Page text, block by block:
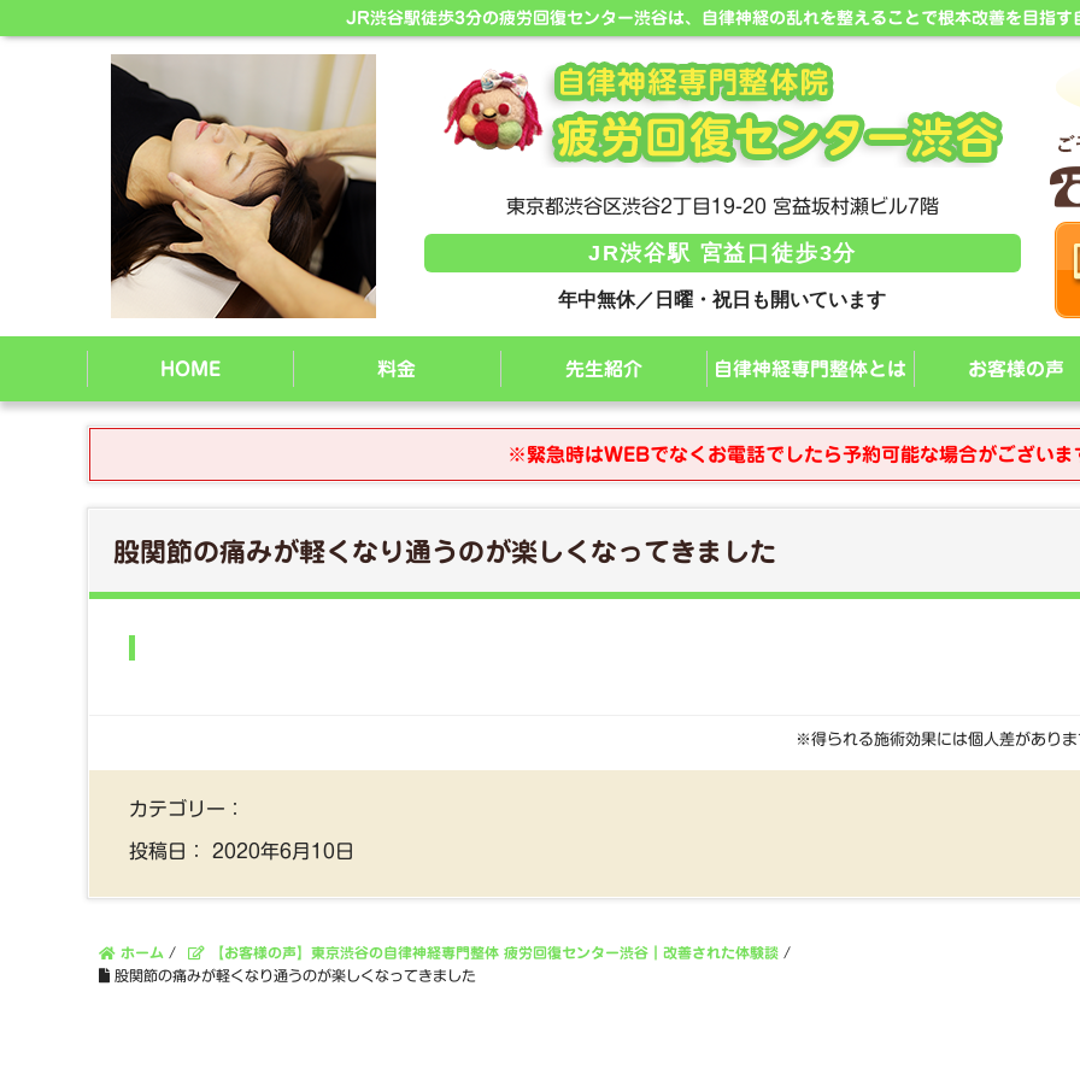
JR渋谷駅徒歩3分の疲労回復センター渋谷は、自律神経の乱れを整えることで根本改善を目指す
東京都渋谷区渋谷2丁目19-20 宮益坂村瀬ビル7階
JR渋谷駅 宮益口徒歩3分
年中無休／日曜・祝日も開いています
HOME 料金 先生紹介 自律神経専門整体とは お客様の声
※緊急時はWEBでなくお電話でしたら予約可能な場合がございま
股関節の痛みが軽くなり通うのが楽しくなってきました
※得られる施術効果には個人差がありま
カテゴリー：
投稿日： 2020年6月10日
ホーム / 【お客様の声】東京渋谷の自律神経専門整体 疲労回復センター渋谷｜改善された体験談 /
股関節の痛みが軽くなり通うのが楽しくなってきました